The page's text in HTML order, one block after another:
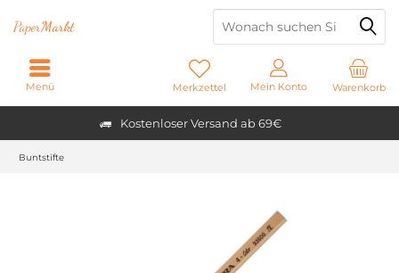
Kostenloser Versand ab 69€
PaperMarkt
Warenkorb
Merkzettel Mein Konto
Menü
Buntstifte